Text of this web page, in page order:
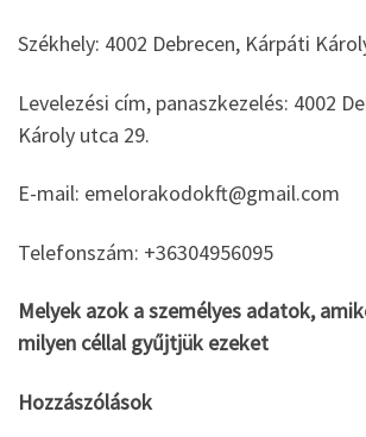
Székhely: 4002 Debrecen, Kárpáti
Levelezési cím, panaszkezelés: 4002
Károly utca 29.
E-mail: emelorakodokft@gmail.com
Telefonszám: +36304956095
Melyek azok a személyes adatok,
milyen céllal gyűjtjük ezeket
Hozzászólások